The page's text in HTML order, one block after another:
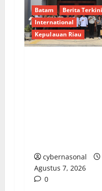
Batam
Berita Terkini
International
Kepulauan Riau
cybernasonal
Agustus 7, 2026
0